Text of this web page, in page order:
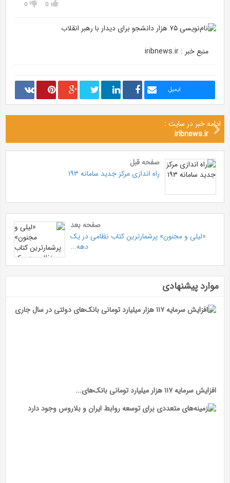
0
0
منبع خبر : iribnews.ir
ایمیل
ادامه خبر در سایت :
iribnews.ir
صفحه قبل
راه اندازی مرکز جدید سامانه ۱۹۳
صفحه بعد
«لیلی و مجنون» پرشمارترین کتاب نظامی در یک
دهه...
موارد پیشنهادی
افزایش سرمایه ۱۱۷ هزار میلیارد تومانی بانک‌های...